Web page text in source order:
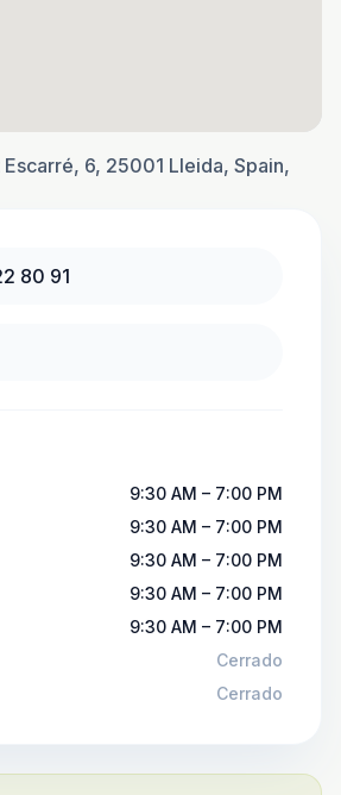
6, 25001 Lleida, Spain,
80 91
9:30 AM – 7:00 PM
9:30 AM – 7:00 PM
9:30 AM – 7:00 PM
9:30 AM – 7:00 PM
9:30 AM – 7:00 PM
Cerrado
Cerrado